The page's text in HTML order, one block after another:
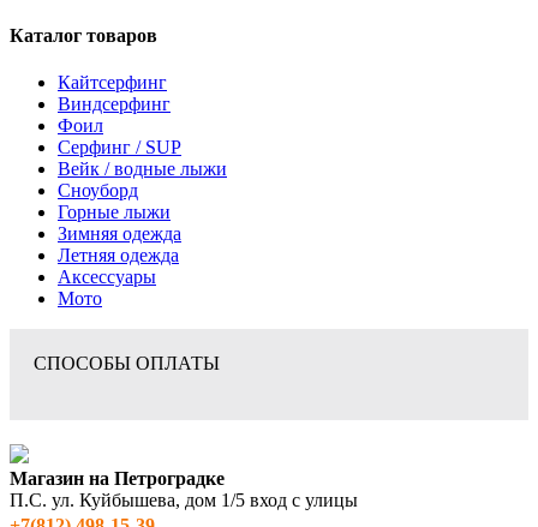
Каталог товаров
Кайтсерфинг
Виндсерфинг
Фоил
Серфинг / SUP
Вейк / водные лыжи
Сноуборд
Горные лыжи
Зимняя одежда
Летняя одежда
Аксессуары
Мото
СПОСОБЫ ОПЛАТЫ
Магазин на Петроградке
П.С. ул. Куйбышева, дом 1/5 вход с улицы